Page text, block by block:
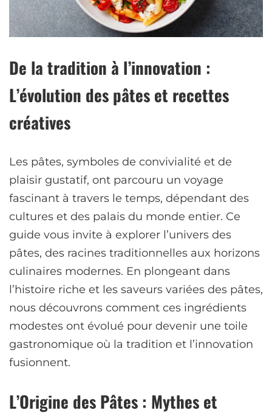
De la tradition à l’innovation :
L’évolution des pâtes et recettes
créatives
Les pâtes, symboles de convivialité et de
plaisir gustatif, ont parcouru un voyage
fascinant à travers le temps, dépendant des
cultures et des palais du monde entier. Ce
guide vous invite à explorer l’univers des
pâtes, des racines traditionnelles aux horizons
culinaires modernes. En plongeant dans
l’histoire riche et les saveurs variées des pâtes,
nous découvrons comment ces ingrédients
modestes ont évolué pour devenir une toile
gastronomique où la tradition et l’innovation
fusionnent.
L’Origine des Pâtes : Mythes et